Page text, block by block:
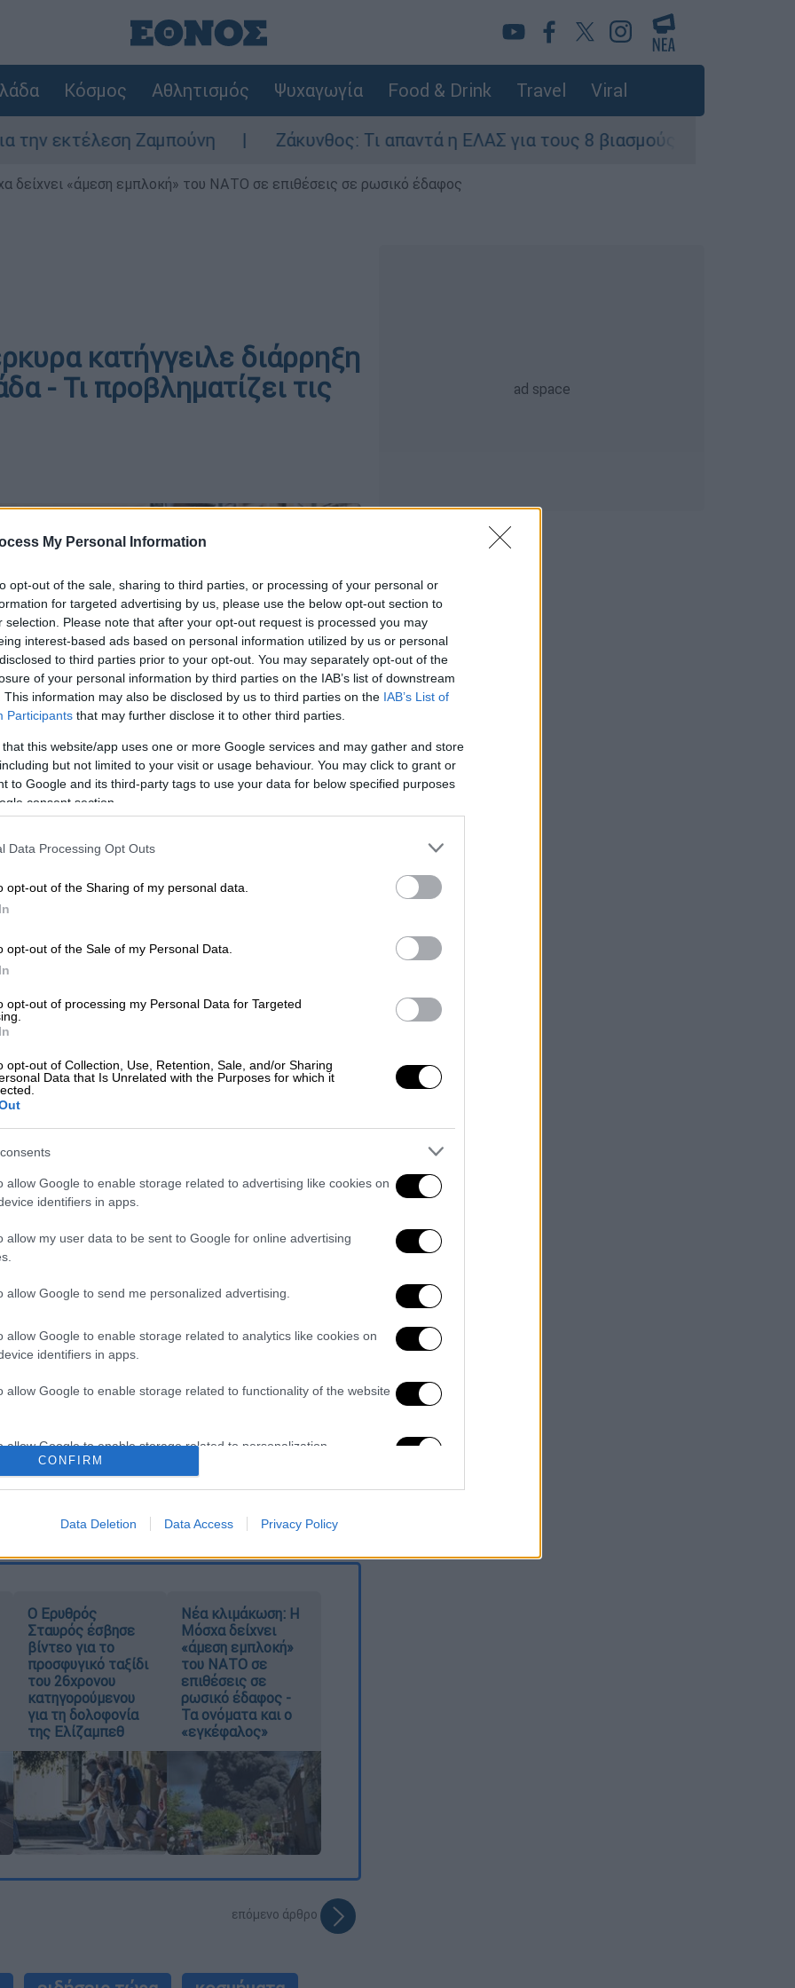
My Personal Information
opt-out of the sale, sharing to third parties, or processing of your personal or
for targeted advertising by us, please use the below opt-out section to
selection. Please note that after your opt-out request is processed you may
interest-based ads based on personal information utilized by us or personal
to third parties prior to your opt-out. You may separately opt-out of the
of your personal information by third parties on the IAB’s list of downstream
This information may also be disclosed by us to third parties on the IAB’s List of
Participants that may further disclose it to other third parties.
that this website/app uses one or more Google services and may gather and store
but not limited to your visit or usage behaviour. You may click to grant or
to Google and its third-party tags to use your data for below specified purposes
consent section.
Data Processing Opt Outs
opt-out of the Sharing of my personal data.
opt-out of the Sale of my Personal Data.
opt-out of processing my Personal Data for Targeted
opt-out of Collection, Use, Retention, Sale, and/or Sharing
Data that Is Unrelated with the Purposes for which it
allow Google to enable storage related to advertising like cookies on
identifiers in apps.
allow my user data to be sent to Google for online advertising
allow Google to send me personalized advertising.
allow Google to enable storage related to analytics like cookies on
identifiers in apps.
allow Google to enable storage related to functionality of the website
allow Google to enable storage related to personalization.
allow Google to enable storage related to security, including
CONFIRM
Data Deletion Data Access Privacy Policy
Κόσμος Αθλητισμός Ψυχαγωγία Food & Drink Travel Viral
Ζαμπούνη Ζάκυνθος: Τι απαντά η ΕΛΑΣ για τους 8 βιασμούς τουριστριών -
δείχνει «άμεση εμπλοκή» του ΝΑΤΟ σε επιθέσεις σε ρωσικό έδαφος
κατήγγειλε διάρρηξη
- Τι προβληματίζει τις
διερεύνηση τις τελευταίες ώρες από τις
του ιδιοκτήτη ενός ξενοδοχείου στην
διέρρηξαν το σπίτι του στα νότια
στη Γλυφάδα - Ο
να του κλέψουν κοσμήματα
ευρώ.
διαπίστωσαν ότι το σπίτι δεν ήταν
γεγονός που καθιστά δύσκολο
να παραβιάσουν το
υπόθεση και έχουν ζητήσει να
για ίχνη DNA και αποτυπώματα.
Ο Ερυθρός
Σταυρός έσβησε
βίντεο για το
προσφυγικό ταξίδι
του 26χρονου
κατηγορούμενου
για τη δολοφονία
της Ελίζαμπεθ
Νέα κλιμάκωση: Η
Μόσχα δείχνει
«άμεση εμπλοκή»
του ΝΑΤΟ σε
επιθέσεις σε
ρωσικό έδαφος -
Τα ονόματα και ο
«εγκέφαλος»
επόμενο άρθρο